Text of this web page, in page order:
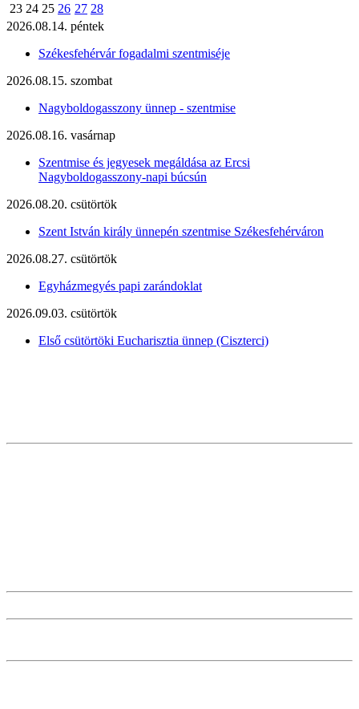
23 24 25 26 27 28
2026.08.14. péntek
Székesfehérvár fogadalmi szentmiséje
2026.08.15. szombat
Nagyboldogasszony ünnep - szentmise
2026.08.16. vasárnap
Szentmise és jegyesek megáldása az Ercsi
Nagyboldogasszony-napi búcsún
2026.08.20. csütörtök
Szent István király ünnepén szentmise Székesfehérváron
2026.08.27. csütörtök
Egyházmegyés papi zarándoklat
2026.09.03. csütörtök
Első csütörtöki Eucharisztia ünnep (Ciszterci)